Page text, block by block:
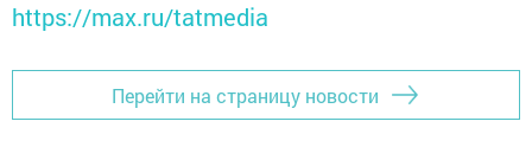
https://max.ru/tatmedia
Перейти на страницу новости